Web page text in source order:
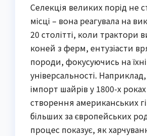
Селекція великих порід не
місці – вона реагувала на
20 столітті, коли трактори
коней з ферм, ентузіасти
породи, фокусуючись на
універсальності.
імпорт шайрів у 1800-х
створення американських
більших за європейських
процес показує, як